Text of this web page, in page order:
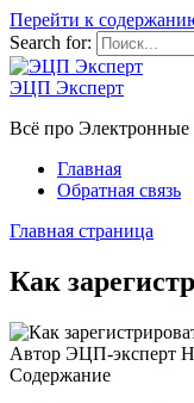
Перейти к
Search for:
ЭЦП Эксперт
Всё про
Главная
Обратная связь
Главная страница
Как
Автор ЭЦП-эксперт
Содержание